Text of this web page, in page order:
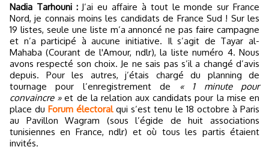
Nadia Tarhouni :J’ai eu affaire à tout le monde sur France
Nord, je connais moins les candidats de France Sud ! Sur les
19 listes, seule une liste m’a annoncé ne pas faire campagne
et n’a participé à aucune initiative. Il s’agit de Tayar al-
Mahaba (Courant de l'Amour, ndlr), la liste numéro 4. Nous
avons respecté son choix. Je ne sais pas s’il a changé d’avis
depuis. Pour les autres, j’étais chargé du planning de
tournage pour l’enregistrement de
« 1 minute pour
convaincre »et de la relation aux candidats pour la mise en
place du Forum électoralqui s’est tenu le 18 octobre à Paris
au Pavillon Wagram (sous l’égide de huit associations
tunisiennes en France, ndlr) et où tous les partis étaient
invités.